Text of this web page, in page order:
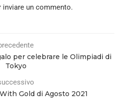
inviare un commento.
per celebrare le Olimpiadi di
Tokyo
Gold di Agosto 2021